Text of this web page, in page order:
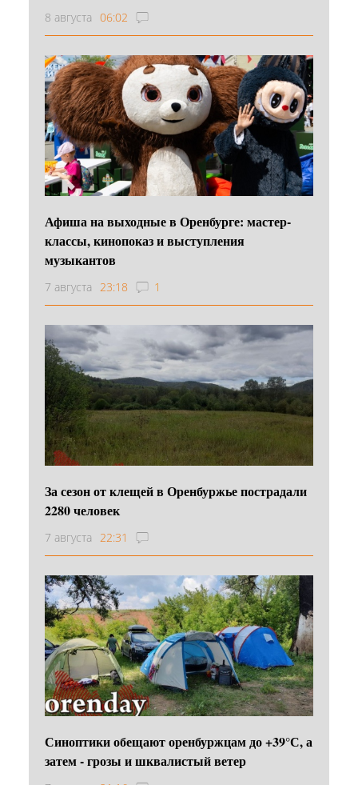
8 августа 06:02
Афиша на выходные в Оренбурге: мастер-
классы, кинопоказ и выступления
музыкантов
7 августа 23:18 1
За сезон от клещей в Оренбуржье пострадали
2280 человек
7 августа 22:31
Синоптики обещают оренбуржцам до +39°С, а
затем - грозы и шквалистый ветер